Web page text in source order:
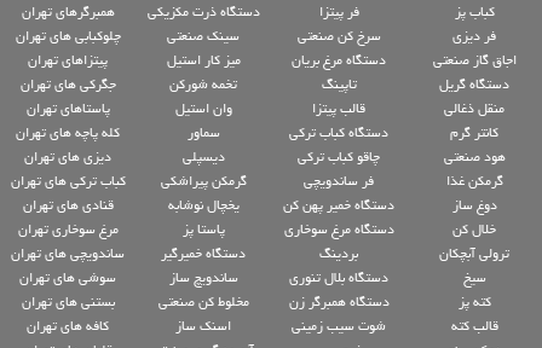
کباب پز
فر دیزی
اجاق گاز صنعتی
دستگاه گریل
منقل ذغالی
کانتر گرم
هود صنعتی
گرمکن غذا
دوغ ساز
خلال کن
ترولی آبچکان
سیخ
کته پز
قالب کته
فر پیتزا
سرخ کن صنعتی
دستگاه مرغ بریان
تاپینگ
قالب پیتزا
دستگاه کباب ترکی
چاقو کباب ترکی
فر ساندویچی
دستگاه خمیر پهن کن
دستگاه مرغ سوخاری
بردینگ
دستگاه بلال تنوری
دستگاه همبرگر زن
شوت سیب زمینی
دستگاه ذرت مکزیکی
سینک صنعتی
میز کار استیل
تخمه شورکن
وان استیل
سماور
دیسپلی
گرمکن پیراشکی
یخچال نوشابه
پاستا پز
دستگاه خمیرگیر
ساندویچ ساز
مخلوط کن صنعتی
اسنک ساز
همبرگرهای تهران
چلوکبابی های تهران
پیتزاهای تهران
جگرکی های تهران
پاستاهای تهران
کله پاچه های تهران
دیزی های تهران
کباب ترکی های تهران
قنادی های تهران
مرغ سوخاری تهران
ساندویچی های تهران
سوشی های تهران
بستنی های تهران
کافه های تهران